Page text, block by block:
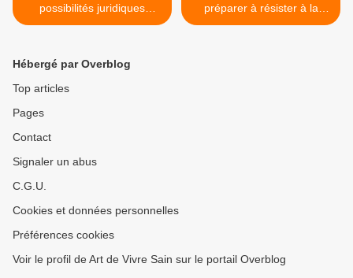
possibilités juridiques
concernant la crise sanitaire
préparer à résister à la
dictature vaccinaliste! >
Hébergé par Overblog
Top articles
Pages
Contact
Signaler un abus
C.G.U.
Cookies et données personnelles
Préférences cookies
Voir le profil de Art de Vivre Sain sur le portail Overblog